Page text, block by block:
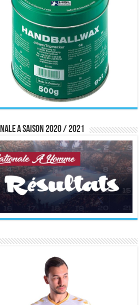
A saison 2020 / 2021